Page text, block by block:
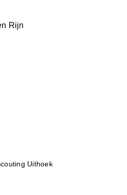
Rijn
Uithoek